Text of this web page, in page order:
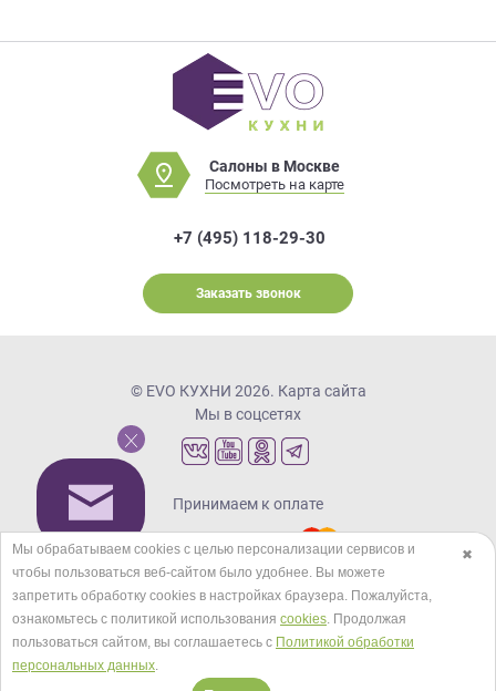
Салоны в Москве
Посмотреть на карте
+7 (495) 118-29-30
Заказать звонок
© EVO КУХНИ 2026. Карта сайта
Мы в соцсетях
Принимаем к оплате
Кредиты и рассрочка
✖
Мы обрабатываем cookies с целью персонализации сервисов и
чтобы пользоваться веб-сайтом было удобнее. Вы можете
запретить обработку сookies в настройках браузера. Пожалуйста,
ознакомьтесь с политикой использования cookies. Продолжая
пользоваться сайтом, вы соглашаетесь с Политикой обработки
персональных данных.